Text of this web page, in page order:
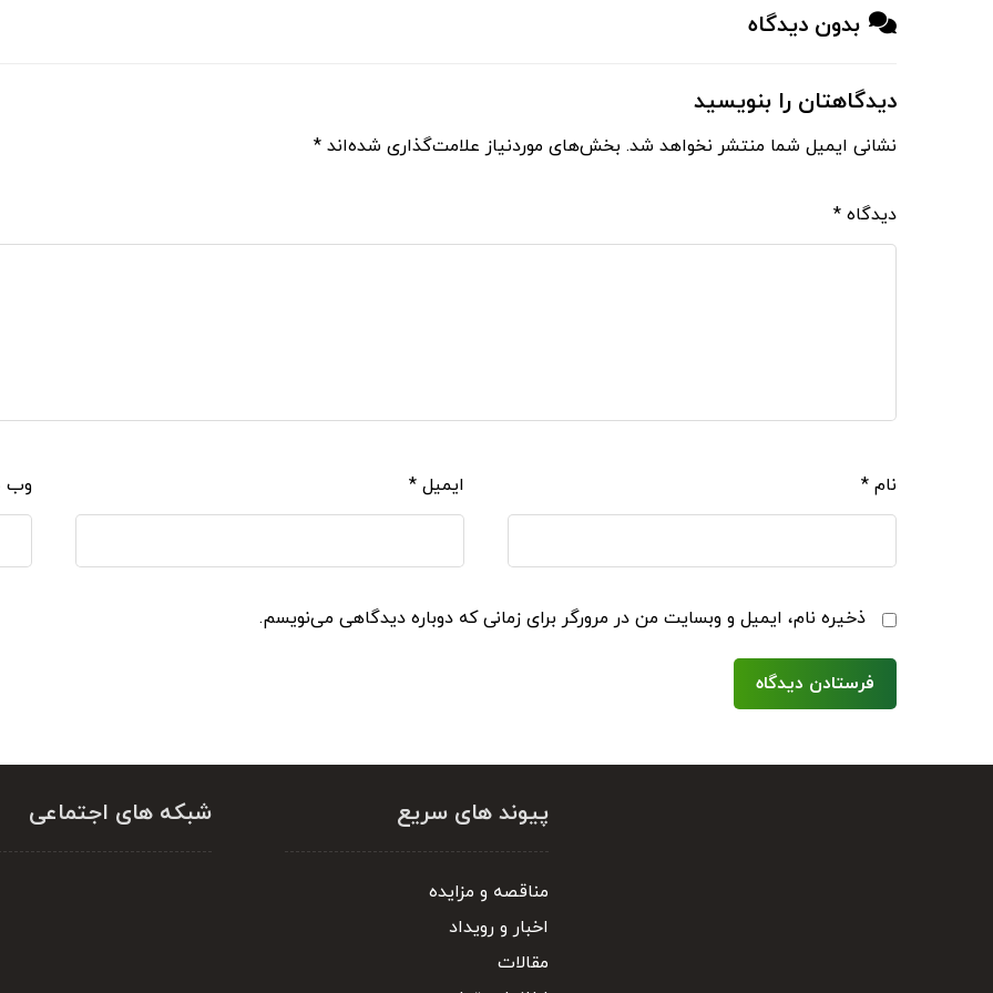
بدون دیدگاه
دیدگاهتان را بنویسید
نشانی ایمیل شما منتشر نخواهد شد. بخش‌های موردنیاز علامت‌گذاری شده‌اند *
دیدگاه *
نام * ایمیل * وب‌
ذخیره نام، ایمیل و وبسایت من در مرورگر برای زمانی که دوباره دیدگاهی می‌نویسم.
پیوند های سریع
مناقصه و مزایده
اخبار و رویداد
مقالات
شبکه های اجتماعی